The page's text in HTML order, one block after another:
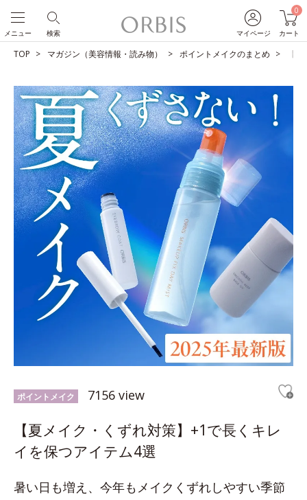
マイページ
0
カート
検索
メニュー
TOP マガジン（美容情報・読み物） ポイントメイクのまとめ 【
ポイントメイク 7156 view
【夏メイク・くずれ対策】+1で長くキレ
イを保つアイテム4選
暑い日も増え、今年もメイクくずれしやすい季節